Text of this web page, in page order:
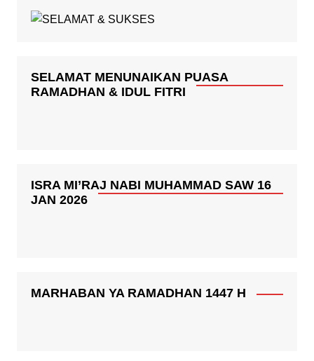
SELAMAT MENUNAIKAN PUASA
RAMADHAN & IDUL FITRI
ISRA MI’RAJ NABI MUHAMMAD SAW 16
JAN 2026
MARHABAN YA RAMADHAN 1447 H